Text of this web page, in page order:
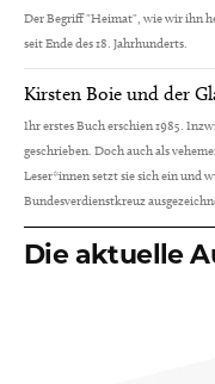
Der Begriff "Heimat", wie wir ihn heute benutzen, entwickelte sich erst in der Romantik,
seit Ende des 18. Jahrhunderts.
Kirsten Boie und der
Ihr erstes Buch erschien 1985.
geschrieben. Doch auch als
Leser*innen setzt sie sich ein und
Bundesverdienstkreuz
Die aktuelle